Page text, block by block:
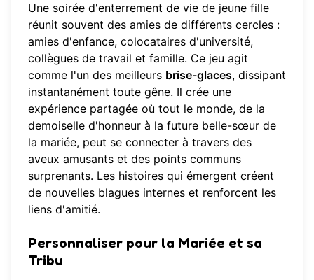
Une soirée d'enterrement de vie de jeune fille
réunit souvent des amies de différents cercles :
amies d'enfance, colocataires d'université,
collègues de travail et famille. Ce jeu agit
comme l'un des meilleurs brise-glaces, dissipant
instantanément toute gêne. Il crée une
expérience partagée où tout le monde, de la
demoiselle d'honneur à la future belle-sœur de
la mariée, peut se connecter à travers des
aveux amusants et des points communs
surprenants. Les histoires qui émergent créent
de nouvelles blagues internes et renforcent les
liens d'amitié.
Personnaliser pour la Mariée et sa
Tribu